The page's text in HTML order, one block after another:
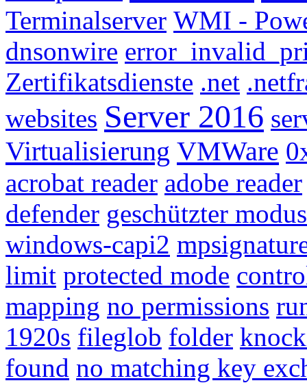
Terminalserver WMI -
dnsonwire
Zertifikatsdienste .net
websites Server 2016
Virtualisierung VMWare
acrobat reader adobe reader
defender geschützter modus
windows-capi2
limit protected mode
mapping no permissions
1920s fileglob folder
found no matching key